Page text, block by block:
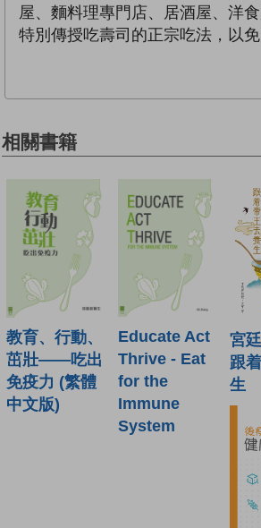
屋、麵料理專門店、居酒屋、洋食
特別傳授吃壽司的正宗吃法，以免
相關書籍
教育、行動、
茁壯——吃出
免疫力 (繁體
中文版)
Educate Act
Thrive - Eat
for the
Immune
System
宮
跟
生